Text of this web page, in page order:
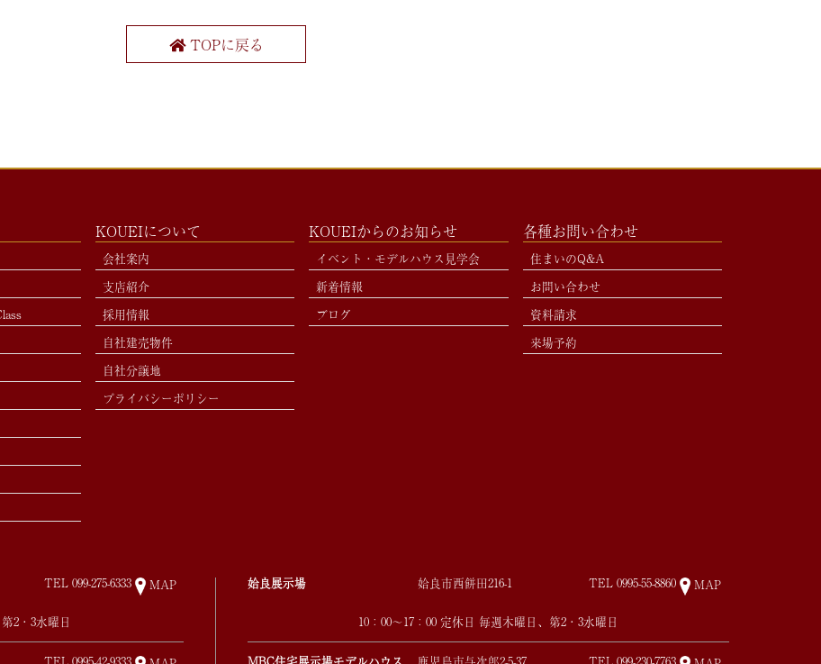
TOPに戻る
KOUEIについて
会社案内
支店紹介
採用情報
自社建売物件
自社分譲地
プライバシーポリシー
KOUEIからのお知らせ
イベント・モデルハウス見学会
新着情報
ブログ
各種お問い合わせ
住まいのQ&A
お問い合わせ
資料請求
来場予約
TEL 099-275-6333 MAP
2・3水曜日
姶良展示場 姶良市西餅田216-1 TEL0995-55-8860 MAP
10：00～17：00 定休日 毎週木曜日、第2・3水曜日